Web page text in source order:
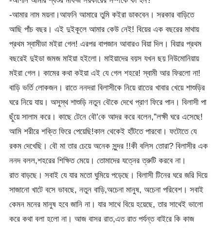
-আমার নাম ময়না।আফনি আমারে তুমি কইরা ডাকবেন। সরকার বাড়িতে
আছি পাঁচ বছর। এই দুইকূলে আমার কেউ নেই! বিয়ের এক বছরের মাথায়
প্রথম স্বামীডা মইরা গেল! এরপর বাপজান আবারও বিয়া দিল। বিয়ার প্রথম
বছরেই দুইডা জমজ মাইয়া হইলো। মাইয়াদের বয়স যখন ছয় নিউমোনিয়ায়
মইরা গেল। কামের কথা কইয়া এই যে গেল শহরে! স্বামী আর ফিরলো না!
বাড়ি ভর্তি লোকজন। রাতে ননদরা বিলাসীকে নিয়ে রাতের খাবার খেয়ে শাশুড়ির
ঘরে নিয়ে যায়। অসুস্থ শাশুড়ি নতুন বৌকে দেখে প্রাণ ফিরে পান। বিলাসী পা
ছুঁয়ে সালাম করে। কাছে টেনে বৌ’কে আদর করে বলেন,”লক্ষী ঘরে এসেছে!
আমি শরীরে শক্তি ফিরে পেয়েছি!কাল থেকেই হাঁটতে পারবো। ফটোতে যে
রকম দেখেছি। বৌ মা তার চেয়ে অনেক সুন্দর !!কী বলিস তোরা? বিলাসীর এক
ননদ বলল,শহরের শিক্ষিত মেয়ে। তোমাদের যত্নের ত্রুটি করবে না।
রাত বাড়ছে। সবাই যে যার মতো ঘুমিয়ে পড়েছে। বিলাসী টিনের ঘরে জরি দিয়ে
সাজানো খাটে বসে ভাবছে, নতুন বাড়ি,অচেনা মানুষ, অচেনা পরিবেশ। সবাই
কেমন মনের মানুষ হবে জানি না। যার সাথে বিয়ে হয়েছে, তার সাথেই ভালো
করে কথা বলা হলো না। আজ বাসর রাত,এত রাত পর্যন্ত বাইরে কি কাজ